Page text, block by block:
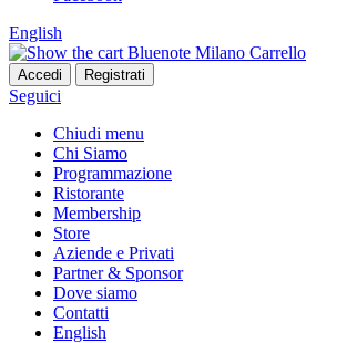
English
Carrello
Seguici
Chiudi menu
Chi Siamo
Programmazione
Ristorante
Membership
Store
Aziende e Privati
Partner & Sponsor
Dove siamo
Contatti
English